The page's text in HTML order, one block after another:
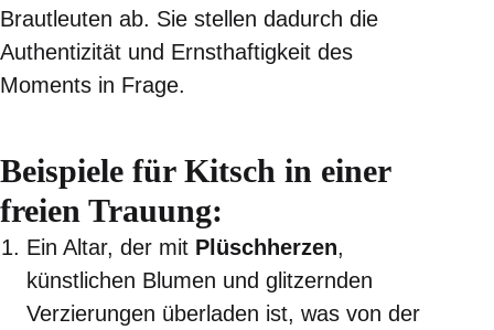
Brautleuten ab. Sie stellen dadurch die
Authentizität und Ernsthaftigkeit des
Moments in Frage.
Beispiele für Kitsch in einer
freien Trauung:
Ein Altar, der mit Plüschherzen,
künstlichen Blumen und glitzernden
Verzierungen überladen ist, was von der